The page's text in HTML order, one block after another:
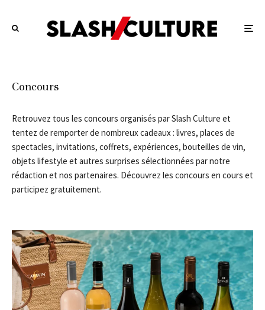
Concours
Retrouvez tous les concours organisés par Slash Culture et
tentez de remporter de nombreux cadeaux : livres, places de
spectacles, invitations, coffrets, expériences, bouteilles de vin,
objets lifestyle et autres surprises sélectionnées par notre
rédaction et nos partenaires. Découvrez les concours en cours et
participez gratuitement.